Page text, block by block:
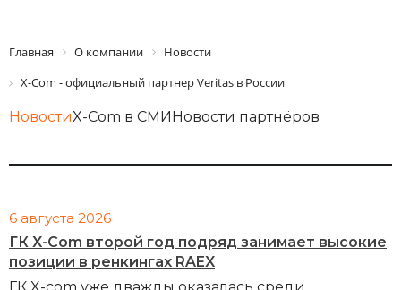
Главная О компании
Новости
X-Com - официальный партнер Veritas в России
НовостиX-Com в СМИНовости партнёров
6 августа 2026
ГК X-Com второй год подряд занимает высокие
позиции в ренкингах RAEX